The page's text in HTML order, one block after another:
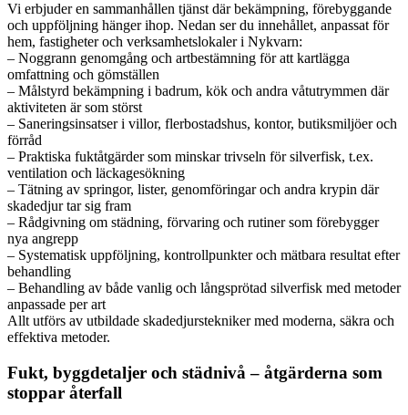
Vi erbjuder en sammanhållen tjänst där bekämpning, förebyggande
och uppföljning hänger ihop. Nedan ser du innehållet, anpassat för
hem, fastigheter och verksamhetslokaler i Nykvarn:
– Noggrann genomgång och artbestämning för att kartlägga
omfattning och gömställen
– Målstyrd bekämpning i badrum, kök och andra våtutrymmen där
aktiviteten är som störst
– Saneringsinsatser i villor, flerbostadshus, kontor, butiksmiljöer och
förråd
– Praktiska fuktåtgärder som minskar trivseln för silverfisk, t.ex.
ventilation och läckagesökning
– Tätning av springor, lister, genomföringar och andra krypin där
skadedjur tar sig fram
– Rådgivning om städning, förvaring och rutiner som förebygger
nya angrepp
– Systematisk uppföljning, kontrollpunkter och mätbara resultat efter
behandling
– Behandling av både vanlig och långsprötad silverfisk med metoder
anpassade per art
Allt utförs av utbildade skadedjurstekniker med moderna, säkra och
effektiva metoder.
Fukt, byggdetaljer och städnivå – åtgärderna som
stoppar återfall